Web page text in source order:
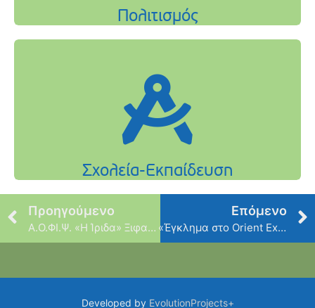
Προηγούμενο
Α.Ο.ΦΙ.Ψ. «Η Ίριδα» Ξιφασκία
Επόμενο
«Έγκλημα στο Orient Express»
Developed by EvolutionProjects+